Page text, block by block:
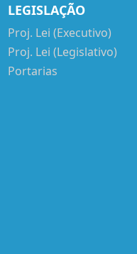
LEGISLAÇÃO
Proj. Lei (Executivo)
Proj. Lei (Legislativo)
Portarias